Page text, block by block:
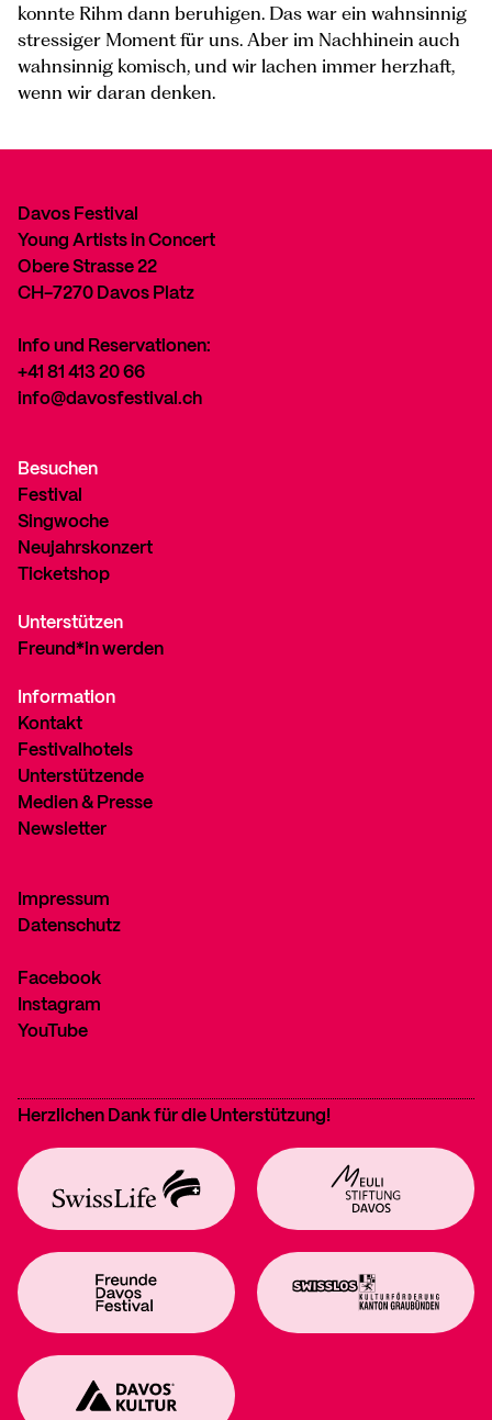
konnte Rihm dann beruhigen. Das war ein wahnsinnig
stressiger Moment für uns. Aber im Nachhinein auch
wahnsinnig komisch, und wir lachen immer herzhaft,
wenn wir daran denken.
Davos Festival
Young Artists in Concert
Obere Strasse 22
CH-7270 Davos Platz
Info und Reservationen:
+41 81 413 20 66
info@davosfestival.ch
Besuchen
Festival
Singwoche
Neujahrskonzert
Ticketshop
Unterstützen
Freund*in werden
Information
Kontakt
Festivalhotels
Unterstützende
Medien & Presse
Newsletter
Impressum
Datenschutz
Facebook
Instagram
YouTube
Herzlichen Dank für die Unterstützung!